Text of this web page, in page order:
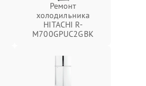
Ремонт
холодильника
HITACHI R-
M700GPUC2GBK